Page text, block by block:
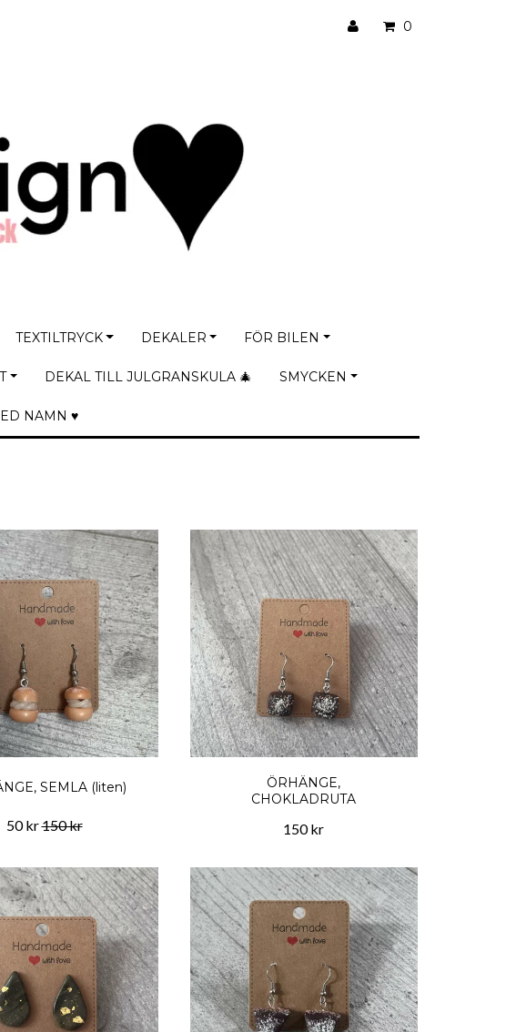
0
TEXTILTRYCK DEKALER FÖR BILEN
DEKAL TILL JULGRANSKULA 🎄 SMYCKEN
NAMN ♥
SEMLA (liten)
50 kr150 kr
ÖRHÄNGE,
CHOKLADRUTA
150 kr